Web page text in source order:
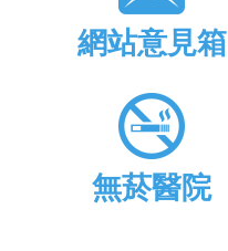
網站意見箱
無菸醫院